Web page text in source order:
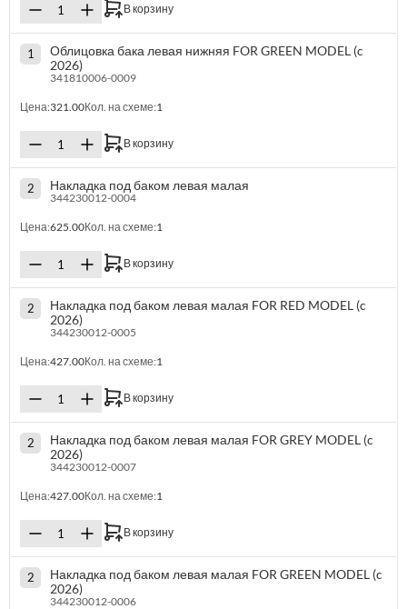
В корзину
1
Облицовка бака левая нижняя FOR GREEN MODEL (c
2026)
341810006-0009
Цена:321.00Кол. на схеме:1
В корзину
2 Накладка под баком левая малая
344230012-0004
Цена:625.00Кол. на схеме:1
В корзину
2
Накладка под баком левая малая FOR RED MODEL (c
2026)
344230012-0005
Цена:427.00Кол. на схеме:1
В корзину
2
Накладка под баком левая малая FOR GREY MODEL (c
2026)
344230012-0007
Цена:427.00Кол. на схеме:1
В корзину
2
Накладка под баком левая малая FOR GREEN MODEL (c
2026)
344230012-0006